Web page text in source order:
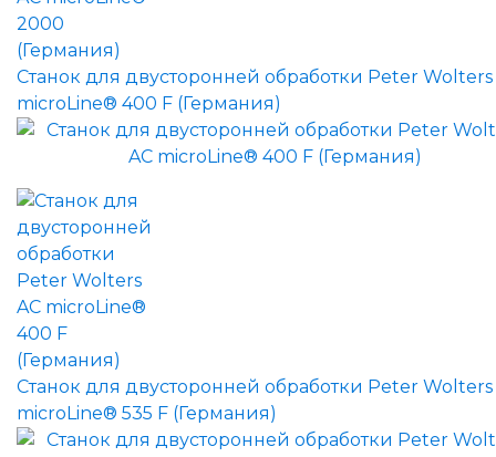
Станок для двусторонней обработки Peter Wolters
microLine® 400 F (Германия)
Станок для двусторонней обработки Peter Wolters
microLine® 535 F (Германия)